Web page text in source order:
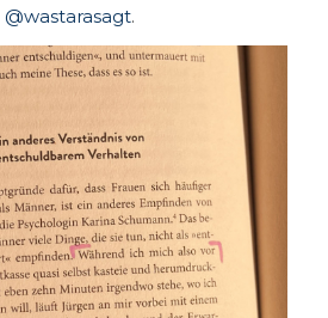
@wastarasagt.